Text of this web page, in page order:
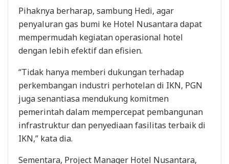
Pihaknya berharap, sambung Hedi, agar
penyaluran gas bumi ke Hotel Nusantara dapat
mempermudah kegiatan operasional hotel
dengan lebih efektif dan efisien.
“Tidak hanya memberi dukungan terhadap
perkembangan industri perhotelan di IKN, PGN
juga senantiasa mendukung komitmen
pemerintah dalam mempercepat pembangunan
infrastruktur dan penyediaan fasilitas terbaik di
IKN,” kata dia.
Sementara, Project Manager Hotel Nusantara,